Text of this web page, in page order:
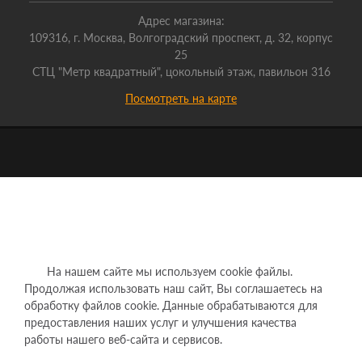
Адрес магазина:
109316, г. Москва, Волгоградский проспект, д. 32, корпус
25
СТЦ "Метр квадратный", цокольный этаж, павильон 316
Посмотреть на карте
На нашем сайте мы используем cookie файлы.
Продолжая использовать наш сайт, Вы соглашаетесь на
обработку файлов cookie. Данные обрабатываются для
предоставления наших услуг и улучшения качества
работы нашего веб-сайта и сервисов.